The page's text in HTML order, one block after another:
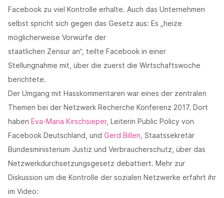
Facebook zu viel Kontrolle erhalte. Auch das Unternehmen
selbst spricht sich gegen das Gesetz aus: Es „heize
möglicherweise Vorwürfe der
staatlichen Zensur an“, teilte Facebook in einer
Stellungnahme mit, über die zuerst die Wirtschaftswoche
berichtete.
Der Umgang mit Hasskommentaren war eines der zentralen
Themen bei der Netzwerk Recherche Konferenz 2017. Dort
haben Eva-Maria Kirschsieper, Leiterin Public Policy von
Facebook Deutschland, und Gerd Billen , Staatssekretär
Bundesministerium Justiz und Verbraucherschutz, über das
Netzwerkdurchsetzungsgesetz debattiert. Mehr zur
Diskussion um die Kontrolle der sozialen Netzwerke erfahrt ihr
im Video: